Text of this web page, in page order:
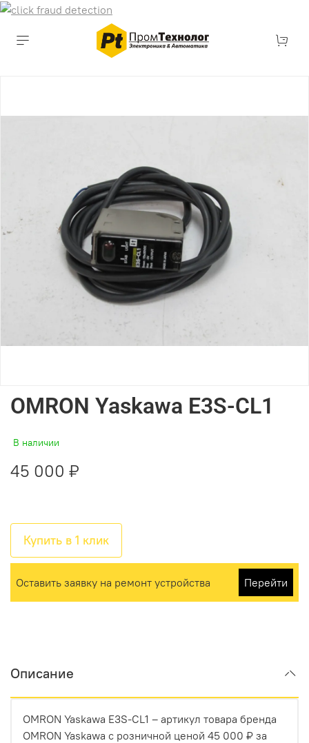
OMRON Yaskawa E3S-CL1
В наличии
45 000 ₽
Купить в 1 клик
Оставить заявку на ремонт устройства Перейти
Описание
OMRON Yaskawa E3S-CL1 – артикул товара бренда
OMRON Yaskawa с розничной ценой 45 000 ₽ за